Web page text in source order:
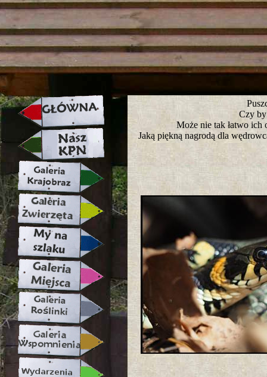
strona w naprawie zapraszamy
Czy by
Może nie tak łatwo ich
Jaką piękną nagrodą dla